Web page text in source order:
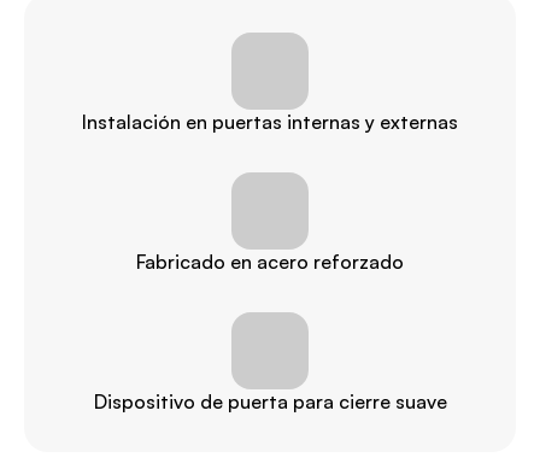
Instalación en puertas internas y externas
Fabricado en acero reforzado
Dispositivo de puerta para cierre suave